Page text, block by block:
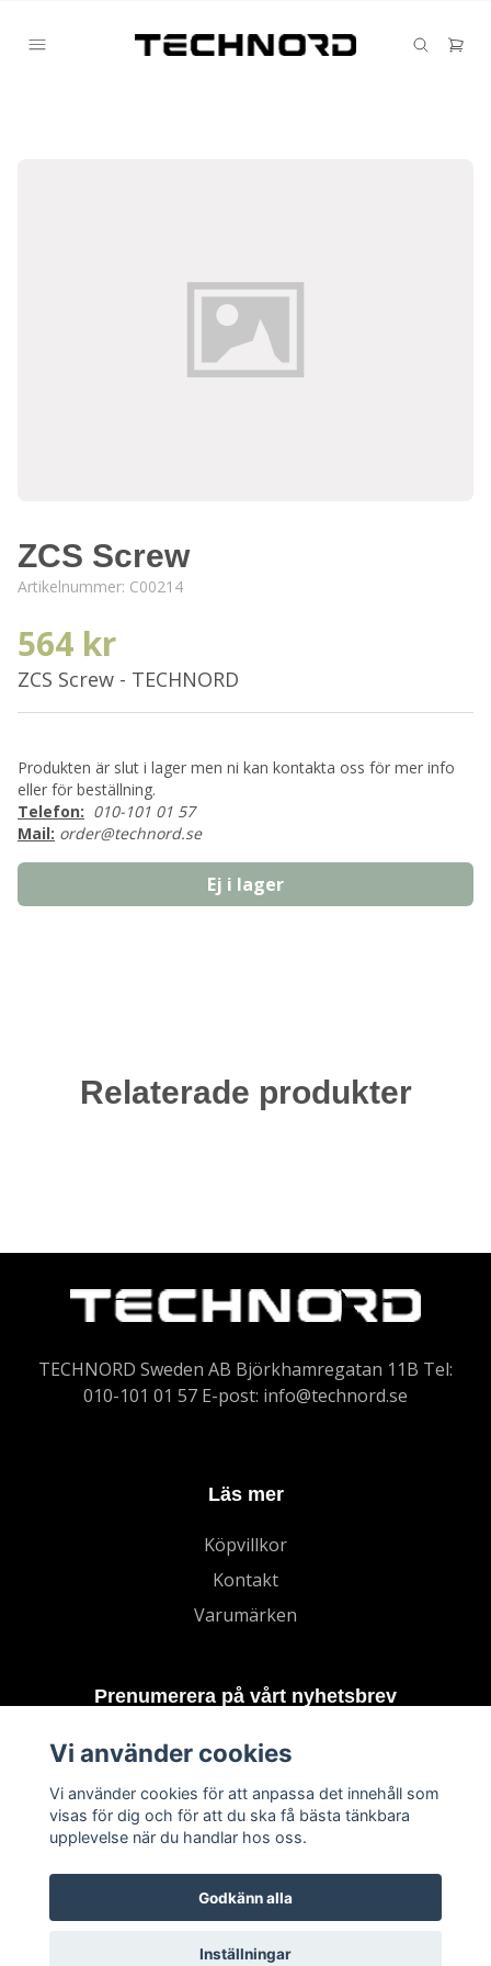
ZCS Screw
Artikelnummer: C00214
564 kr
ZCS Screw - TECHNORD
Produkten är slut i lager men ni kan kontakta oss för mer info
eller för beställning.
Telefon: 010-101 01 57
Mail: order@technord.se
Ej i lager
Relaterade produkter
TECHNORD Sweden AB Björkhamregatan 11B Tel:
010-101 01 57 E-post: info@technord.se
Läs mer
Köpvillkor
Kontakt
Varumärken
Prenumerera på vårt nyhetsbrev
Vi använder cookies
Vi använder cookies för att anpassa det innehåll som
visas för dig och för att du ska få bästa tänkbara
upplevelse när du handlar hos oss.
Godkänn alla
Inställningar